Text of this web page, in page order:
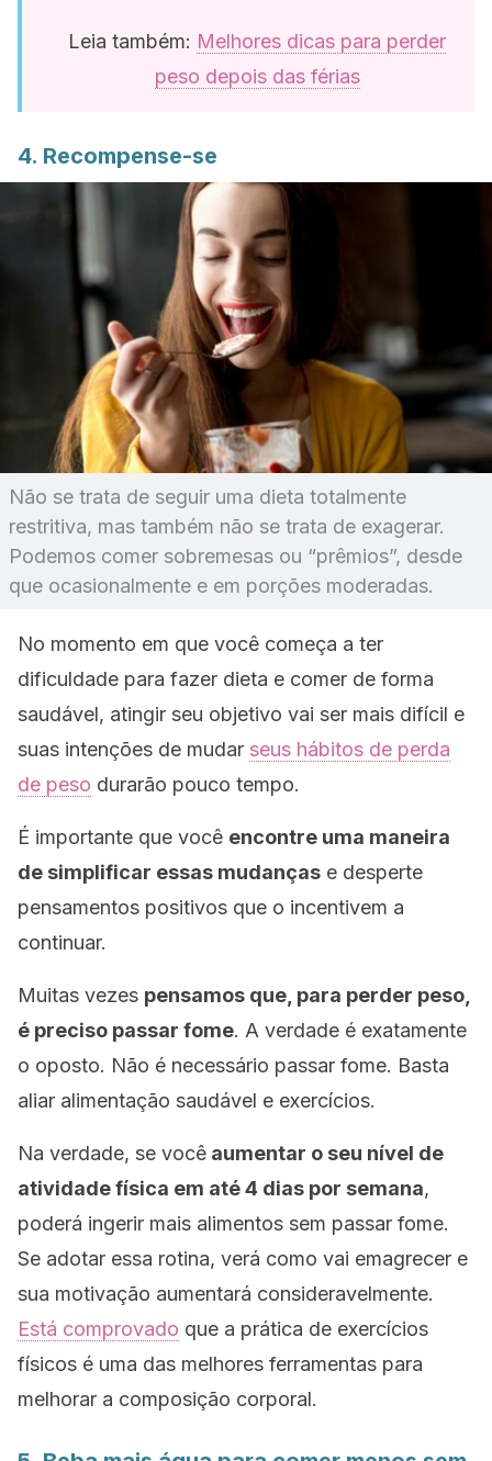
Leia também: Melhores dicas para perder
peso depois das férias
4. Recompense-se
Não se trata de seguir uma dieta totalmente
restritiva, mas também não se trata de exagerar.
Podemos comer sobremesas ou “prêmios”, desde
que ocasionalmente e em porções moderadas.
No momento em que você começa a ter
dificuldade para fazer dieta e comer de forma
saudável, atingir seu objetivo vai ser mais difícil e
suas intenções de mudar seus hábitos de perda
de peso durarão pouco tempo.
É importante que você encontre uma maneira
de simplificar essas mudanças e desperte
pensamentos positivos que o incentivem a
continuar.
Muitas vezes pensamos que, para perder peso,
é preciso passar fome. A verdade é exatamente
o oposto. Não é necessário passar fome. Basta
aliar alimentação saudável e exercícios.
Na verdade, se você aumentar o seu nível de
atividade física em até 4 dias por semana,
poderá ingerir mais alimentos sem passar fome.
Se adotar essa rotina, verá como vai emagrecer e
sua motivação aumentará consideravelmente.
Está comprovado que a prática de exercícios
físicos é uma das melhores ferramentas para
melhorar a composição corporal.